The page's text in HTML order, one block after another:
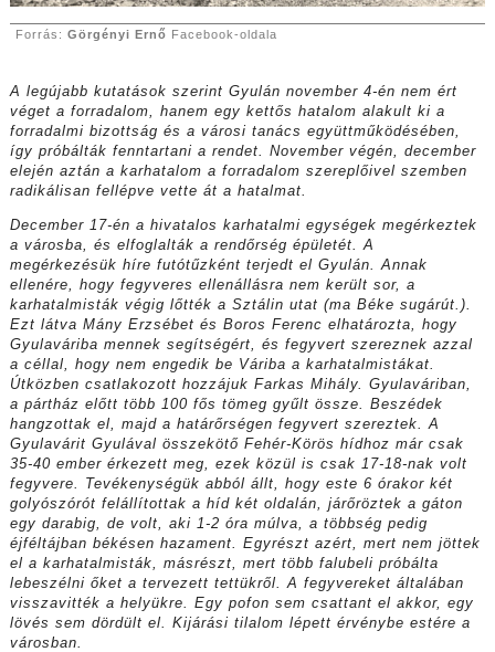
Forrás: Görgényi Ernő Facebook-oldala
A legújabb kutatások szerint Gyulán november 4-én nem ért
véget a forradalom, hanem egy kettős hatalom alakult ki a
forradalmi bizottság és a városi tanács együttműködésében,
így próbálták fenntartani a rendet. November végén, december
elején aztán a karhatalom a forradalom szereplőivel szemben
radikálisan fellépve vette át a hatalmat.
December 17-én a hivatalos karhatalmi egységek megérkeztek
a városba, és elfoglalták a rendőrség épületét. A
megérkezésük híre futótűzként terjedt el Gyulán. Annak
ellenére, hogy fegyveres ellenállásra nem került sor, a
karhatalmisták végig lőtték a Sztálin utat (ma Béke sugárút.).
Ezt látva Mány Erzsébet és Boros Ferenc elhatározta, hogy
Gyulaváriba mennek segítségért, és fegyvert szereznek azzal
a céllal, hogy nem engedik be Váriba a karhatalmistákat.
Útközben csatlakozott hozzájuk Farkas Mihály. Gyulaváriban,
a pártház előtt több 100 fős tömeg gyűlt össze. Beszédek
hangzottak el, majd a határőrségen fegyvert szereztek. A
Gyulavárit Gyulával összekötő Fehér-Körös hídhoz már csak
35-40 ember érkezett meg, ezek közül is csak 17-18-nak volt
fegyvere. Tevékenységük abból állt, hogy este 6 órakor két
golyószórót felállítottak a híd két oldalán, járőröztek a gáton
egy darabig, de volt, aki 1-2 óra múlva, a többség pedig
éjféltájban békésen hazament. Egyrészt azért, mert nem jöttek
el a karhatalmisták, másrészt, mert több falubeli próbálta
lebeszélni őket a tervezett tettükről. A fegyvereket általában
visszavitték a helyükre. Egy pofon sem csattant el akkor, egy
lövés sem dördült el. Kijárási tilalom lépett érvénybe estére a
városban.